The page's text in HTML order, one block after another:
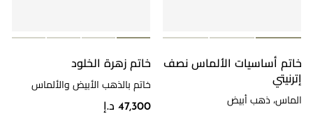
خاتم أساسيات الألماس نصف
إترنيتي
الماس، ذهب أبيض
خاتم زهرة الخلود
خاتم بالذهب الأبيض والألماس
47,300 د.إ